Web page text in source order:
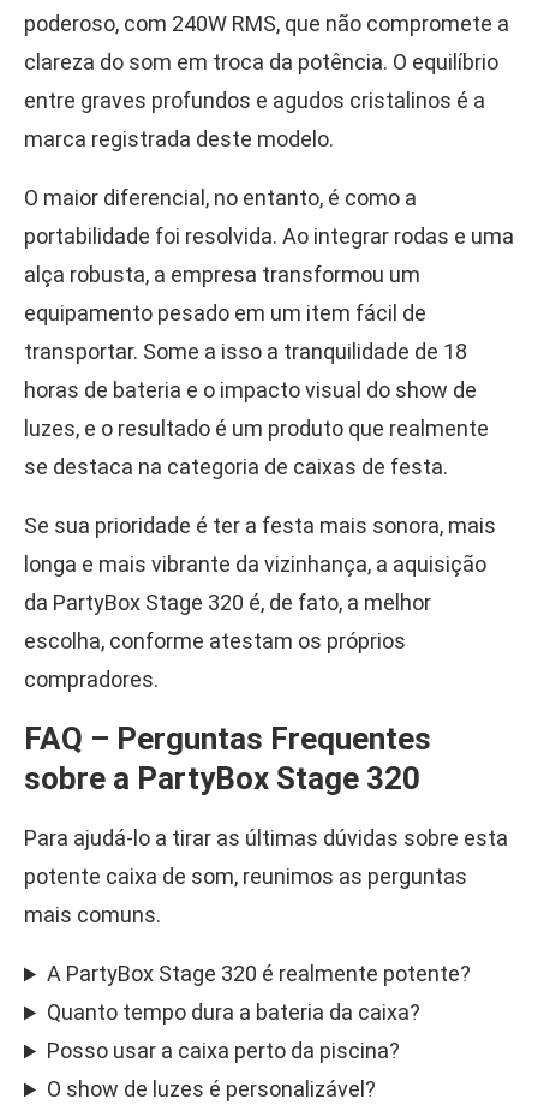
poderoso, com 240W RMS, que não compromete a
clareza do som em troca da potência. O equilíbrio
entre graves profundos e agudos cristalinos é a
marca registrada deste modelo.
O maior diferencial, no entanto, é como a
portabilidade foi resolvida. Ao integrar rodas e uma
alça robusta, a empresa transformou um
equipamento pesado em um item fácil de
transportar. Some a isso a tranquilidade de 18
horas de bateria e o impacto visual do show de
luzes, e o resultado é um produto que realmente
se destaca na categoria de caixas de festa.
Se sua prioridade é ter a festa mais sonora, mais
longa e mais vibrante da vizinhança, a aquisição
da PartyBox Stage 320 é, de fato, a melhor
escolha, conforme atestam os próprios
compradores.
FAQ – Perguntas Frequentes
sobre a PartyBox Stage 320
Para ajudá-lo a tirar as últimas dúvidas sobre esta
potente caixa de som, reunimos as perguntas
mais comuns.
A PartyBox Stage 320 é realmente potente?
Quanto tempo dura a bateria da caixa?
Posso usar a caixa perto da piscina?
O show de luzes é personalizável?